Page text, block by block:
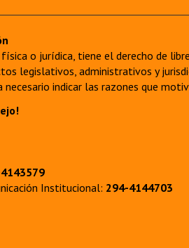
física o jurídica, tiene el derecho de
legislativos, administrativos y
necesario indicar las razones que
Institucional: 294-4144703